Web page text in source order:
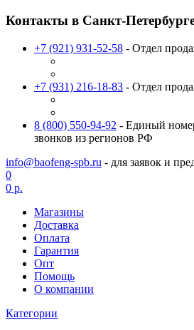
Контакты в Санкт-
+7 (921) 931-52-58 - Отдел
+7 (931) 216-18-83 - Отдел
8 (800) 550-94-92 - Единый
звонков из регионов РФ
info@baofeng-spb.ru - для заявок и
0
0 р.
Магазины
Доставка
Оплата
Гарантия
Опт
Помощь
О компании
Категории